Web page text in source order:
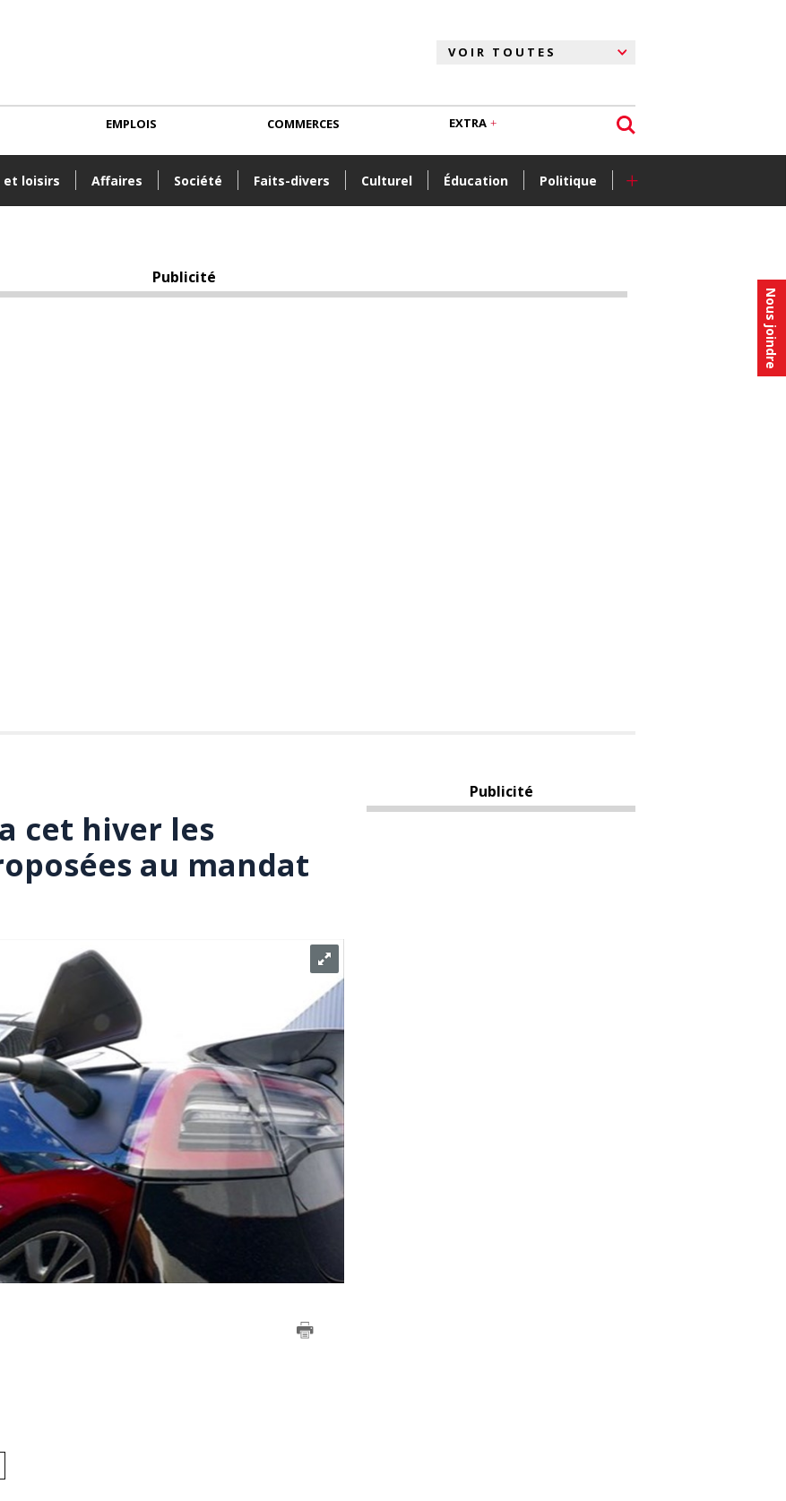
Nous joindre
et loisirs Affaires Société Faits-divers Culturel Éducation Politique +
EMPLOIS COMMERCES EXTRA
Publicité
cet hiver les
au mandat
Publicité